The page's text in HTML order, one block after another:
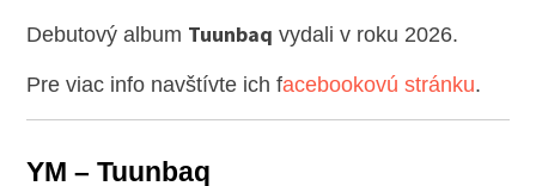
Debutový album Tuunbaq vydali v roku 2026.
Pre viac info navštívte ich facebookovú stránku.
YM – Tuunbaq